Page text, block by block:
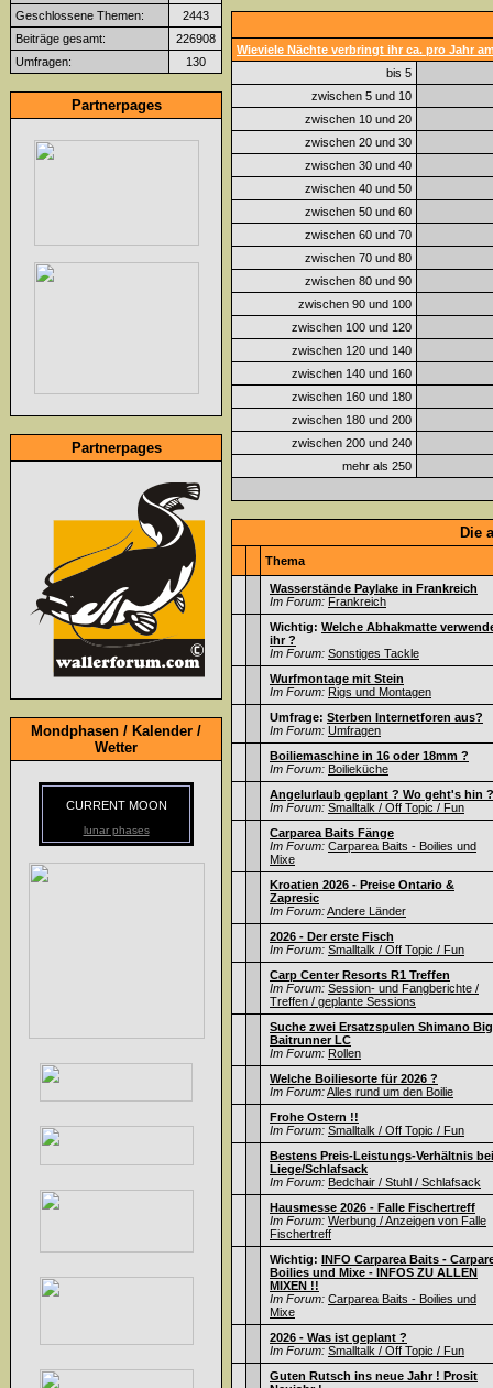
Geschlossene Themen:
2443
Beiträge gesamt:
226908
Umfragen:
130
Partnerpages
Partnerpages
Mondphasen / Kalender /
Wetter
CURRENT MOON
lunar phases
Wieviele Nächte verbringt ihr ca. pro Jahr
bis 5
zwischen 5 und 10
zwischen 10 und 20
zwischen 20 und 30
zwischen 30 und 40
zwischen 40 und 50
zwischen 50 und 60
zwischen 60 und 70
zwischen 70 und 80
zwischen 80 und 90
zwischen 90 und 100
zwischen 100 und 120
zwischen 120 und 140
zwischen 140 und 160
zwischen 160 und 180
zwischen 180 und 200
zwischen 200 und 240
mehr als 250
Die
Thema
Wasserstände Paylake in Frankreich
Im Forum: Frankreich
Wichtig: Welche Abhakmatte
ihr ?
Im Forum: Sonstiges Tackle
Wurfmontage mit Stein
Im Forum: Rigs und Montagen
Umfrage: Sterben Internetforen aus?
Im Forum: Umfragen
Boiliemaschine in 16 oder 18mm ?
Im Forum: Boilieküche
Angelurlaub geplant ? Wo geht's hin ?
Im Forum: Smalltalk / Off Topic / Fun
Carparea Baits Fänge
Im Forum: Carparea Baits - Boilies und
Mixe
Kroatien 2026 - Preise Ontario &
Zapresic
Im Forum:Andere Länder
2026 - Der erste Fisch
Im Forum: Smalltalk / Off Topic / Fun
Carp Center Resorts R1 Treffen
Im Forum: Session- und Fangberichte /
Treffen / geplante Sessions
Suche zwei Ersatzspulen Shimano Big
Baitrunner LC
Im Forum: Rollen
Welche Boiliesorte für 2026 ?
Im Forum:Alles rund um den Boilie
Frohe Ostern !!
Im Forum: Smalltalk / Off Topic / Fun
Bestens Preis-Leistungs-Verhältnis bei
Liege/Schlafsack
Im Forum: Bedchair / Stuhl / Schlafsack
Hausmesse 2026 - Falle Fischertreff
Im Forum: Werbung / Anzeigen von Falle
Fischertreff
Wichtig: INFO Carparea Baits -
Boilies und Mixe - INFOS ZU ALLEN
MIXEN !!
Im Forum: Carparea Baits - Boilies und
Mixe
2026 - Was ist geplant ?
Im Forum: Smalltalk / Off Topic / Fun
Guten Rutsch ins neue Jahr ! Prosit